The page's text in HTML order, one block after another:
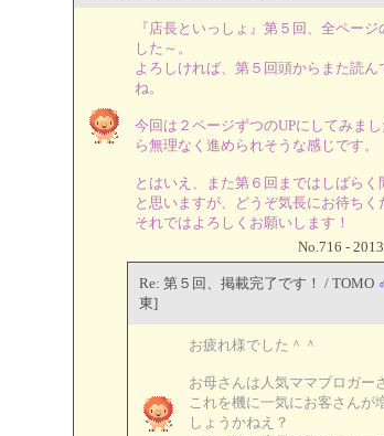
『店長といっしょ』第５回、全ページ
した～。
よろしければ、第５回頭からまた読ん
ね。
今回は２ページずつのUPにしてみま
ら無理なく進められそうな感じです。
とはいえ、また第６回まではしばらく
と思いますが、どうぞ気長にお待ちく
それではよろしくお願いします！
No.716 -
Re: 第５回、掲載完了です！ / TOMO
東]
お疲れ様でした＾＾
お母さんは人気ママブロガー
これを機に一気にお客さんが
しょうかねえ？